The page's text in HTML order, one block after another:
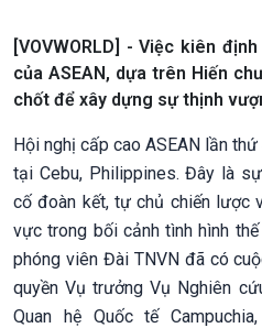
[VOVWORLD] - Việc kiên
của ASEAN, dựa trên Hiến
chốt để xây dựng sự thịnh
Hội nghị cấp cao ASEAN lần
tại Cebu, Philippines. Đây là
cố đoàn kết, tự chủ chiến lược
vực trong bối cảnh tình hình
phóng viên Đài TNVN đã có
quyền Vụ trưởng Vụ Nghiên
Quan hệ Quốc tế